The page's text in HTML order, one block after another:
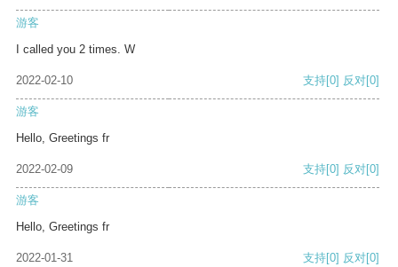
游客
I called you 2 times. W
2022-02-10 支持[0] 反对[0]
游客
Hello, Greetings fr
2022-02-09 支持[0] 反对[0]
游客
Hello, Greetings fr
2022-01-31 支持[0] 反对[0]